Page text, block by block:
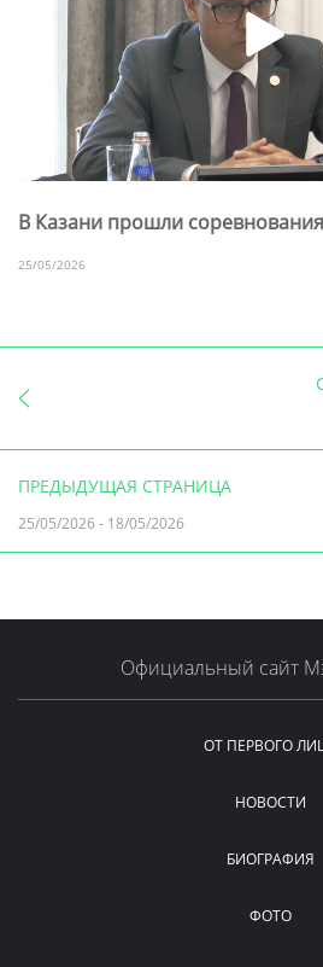
В Казани прошли
25/05/2026
ПРЕДЫДУЩАЯ СТРАНИЦА
25/05/2026 - 18/05/2026
Официальный сайт
ОТ ПЕРВОГО
НОВОСТИ
БИОГРАФИЯ
ФОТО